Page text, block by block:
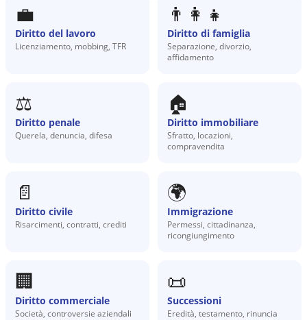
💼
Diritto del lavoro
Licenziamento, mobbing, TFR
👨‍👩‍👧
Diritto di famiglia
Separazione, divorzio,
affidamento
⚖️
Diritto penale
Querela, denuncia, difesa
🏠
Diritto immobiliare
Sfratto, locazioni,
compravendita
📄
Diritto civile
Risarcimenti, contratti, crediti
🌍
Immigrazione
Permessi, cittadinanza,
ricongiungimento
🏢
Diritto commerciale
Società, controversie aziendali
📜
Successioni
Eredità, testamento, rinuncia